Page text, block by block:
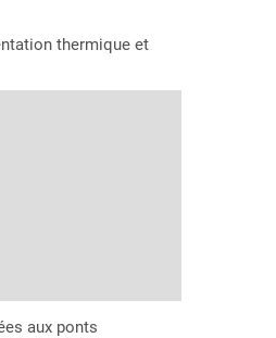
thermique et
aux ponts